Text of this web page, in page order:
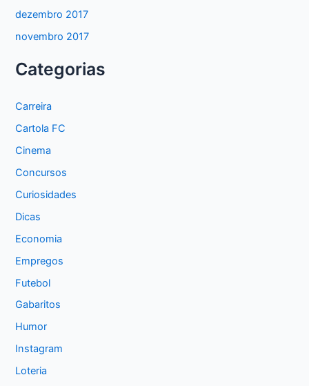
dezembro 2017
novembro 2017
Categorias
Carreira
Cartola FC
Cinema
Concursos
Curiosidades
Dicas
Economia
Empregos
Futebol
Gabaritos
Humor
Instagram
Loteria